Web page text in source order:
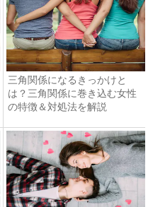
三角関係になるきっかけと
は？三角関係に巻き込む女性
の特徴＆対処法を解説